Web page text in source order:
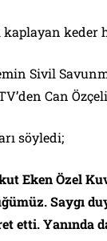
keder
Sivil
Can
söyledi;
Eken Özel
Saygı
etti. Yanında